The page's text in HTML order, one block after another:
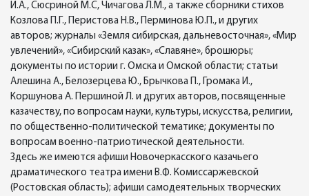
И.А., Сюсриной М.С, Чичагова Л.М., а также сборники стихов
Козлова П.Г., Перистова Н.В., Перминова Ю.П., и других
авторов; журналы «Земля сибирская, дальневосточная», «Мир
увлечений», «Сибирский казак», «Славяне», брошюры;
документы по истории г. Омска и Омской области; статьи
Алешина А., Белозерцева Ю., Брычкова П., Громака И.,
Коршунова А. Першиной Л. и других авторов, посвященные
казачеству, по вопросам науки, культуры, искусства, религии,
по общественно-политической тематике; документы по
вопросам военно-патриотической деятельности.
Здесь же имеются афиши Новочеркасского казачьего
драматического театра имени В.Ф. Комиссаржевской
(Ростовская область); афиши самодеятельных творческих